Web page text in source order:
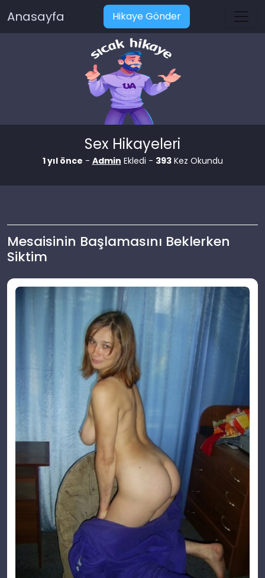
Anasayfa Hikaye Gönder
Sex Hikayeleri
1 yıl önce - Admin Ekledi - 393Kez Okundu
Mesaisinin Başlamasını Beklerken
Siktim